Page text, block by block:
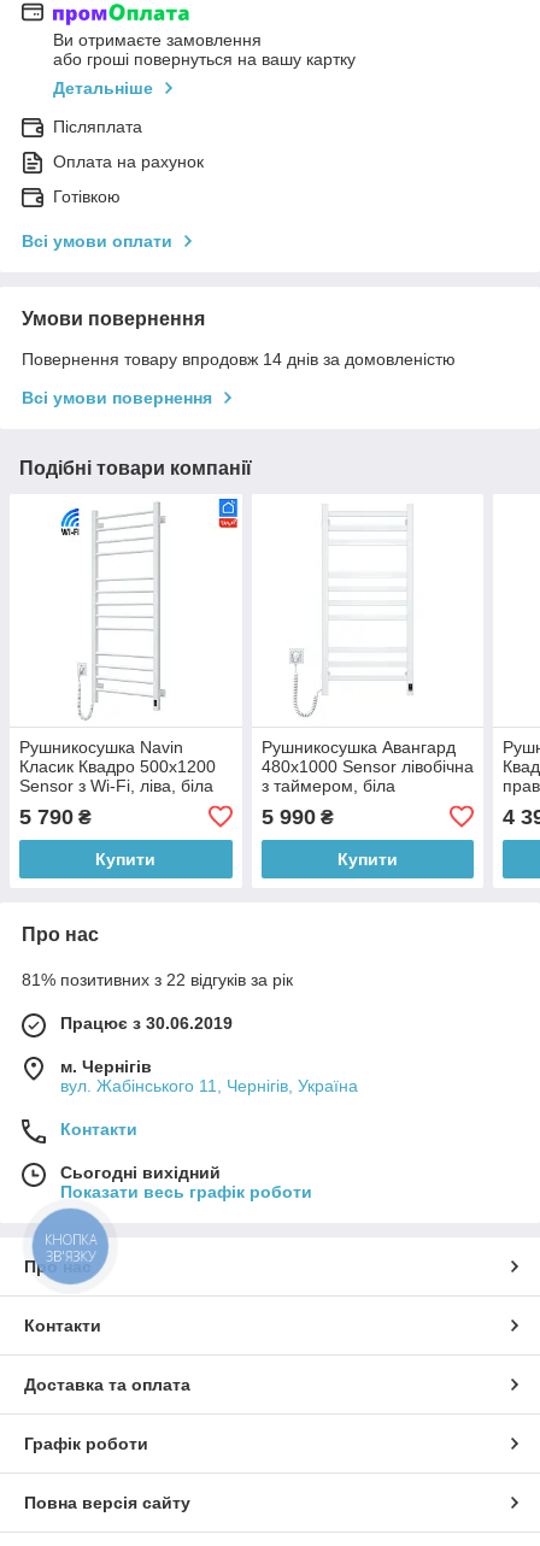
Ви отримаєте замовлення
або гроші повернуться на вашу картку
Детальніше
Післяплата
Оплата на рахунок
Готівкою
Всі умови оплати
Умови повернення
Повернення товару впродовж 14 днів за домовленістю
Всі умови повернення
Подібні товари компанії
Рушникосушка Navin
Класик Квадро 500х1200
Sensor з Wi-Fi, ліва, біла
5 790 ₴
Купити
Рушникосушка Авангард
480х1000 Sensor лівобічна
з таймером, біла
5 990₴
Купити
4
Про нас
81% позитивних з 22 відгуків за рік
Працює з 30.06.2019
м. Чернігів
вул. Жабінського 11, Чернігів, Україна
Контакти
Сьогодні вихідний
Показати весь графік роботи
Про нас
Контакти
Доставка та оплата
Графік роботи
Повна версія сайту
КНОПКА
ЗВ'ЯЗКУ